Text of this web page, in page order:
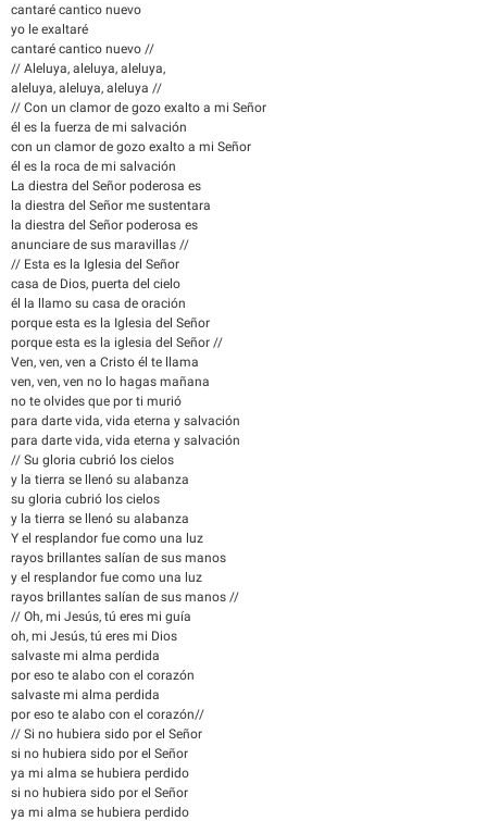
cantaré cantico nuevo
yo le exaltaré
cantaré cantico nuevo //
// Aleluya, aleluya, aleluya,
aleluya, aleluya, aleluya //
// Con un clamor de gozo exalto a mi Señor
él es la fuerza de mi salvación
con un clamor de gozo exalto a mi Señor
él es la roca de mi salvación
La diestra del Señor poderosa es
la diestra del Señor me sustentara
la diestra del Señor poderosa es
anunciare de sus maravillas //
// Esta es la Iglesia del Señor
casa de Dios, puerta del cielo
él la llamo su casa de oración
porque esta es la Iglesia del Señor
porque esta es la iglesia del Señor //
Ven, ven, ven a Cristo él te llama
ven, ven, ven no lo hagas mañana
no te olvides que por ti murió
para darte vida, vida eterna y salvación
para darte vida, vida eterna y salvación
// Su gloria cubrió los cielos
y la tierra se llenó su alabanza
su gloria cubrió los cielos
y la tierra se llenó su alabanza
Y el resplandor fue como una luz
rayos brillantes salían de sus manos
y el resplandor fue como una luz
rayos brillantes salían de sus manos //
// Oh, mi Jesús, tú eres mi guía
oh, mi Jesús, tú eres mi Dios
salvaste mi alma perdida
por eso te alabo con el corazón
salvaste mi alma perdida
por eso te alabo con el corazón//
// Si no hubiera sido por el Señor
si no hubiera sido por el Señor
ya mi alma se hubiera perdido
si no hubiera sido por el Señor
ya mi alma se hubiera perdido